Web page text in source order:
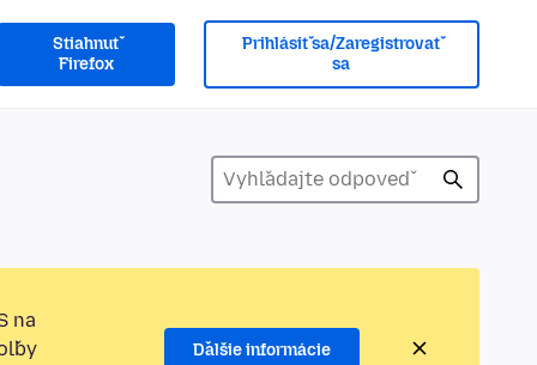
Stiahnuť
Firefox
Prihlásiť sa/Zaregistrovať
sa
na
Ďalšie informácie